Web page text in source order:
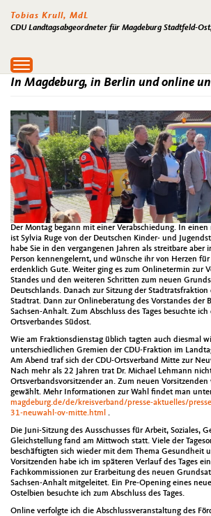
Tobias Krull, MdL
CDU Landtagsabgeordneter für Magdeburg Stadtfeld-
Toggle
navigation
In Magdeburg, in Berlin und online
Der Montag begann mit einer Verabschiedung. In
ist Sylvia Ruge von der Deutschen Kinder- und
habe Sie in den vergangenen Jahren als streitbare aber
Person kennengelernt, und wünsche ihr von Herzen
erdenklich Gute. Weiter ging es zum Onlinetermin zur
Standes und den weiteren Schritten zum neuen
Deutschlands. Danach zur Sitzung der Stadtratsfraktion
Stadtrat. Dann zur Onlineberatung des Vorstandes der
Sachsen-Anhalt. Zum Abschluss des Tages besuchte
Ortsverbandes Südost.
Wie am Fraktionsdienstag üblich tagten auch diesmal
unterschiedlichen Gremien der CDU-Fraktion im
Am Abend traf sich der CDU-Ortsverband Mitte zur
Nach mehr als 22 Jahren trat Dr. Michael Lehmann
Ortsverbandsvorsitzender an. Zum neuen Vorsitzenden
gewählt. Mehr Informationen zur Wahl findet man
magdeburg.de/de/kreisverband/presse-aktuelles/
31-neuwahl-ov-mitte.html .
Die Juni-Sitzung des Ausschusses für Arbeit, Soziales,
Gleichstellung fand am Mittwoch statt. Viele der
beschäftigten sich wieder mit dem Thema Gesundheit
Vorsitzenden habe ich im späteren Verlauf des Tages
Fachkommissionen zur Erarbeitung des neuen
Sachsen-Anhalt mitgeleitet. Ein Pre-Opening eines
Ostelbien besuchte ich zum Abschluss des Tages.
Online verfolgte ich die Abschlussveranstaltung des